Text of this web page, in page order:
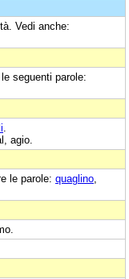
Vedi anche:
seguenti parole:
agio.
le parole: quaglino